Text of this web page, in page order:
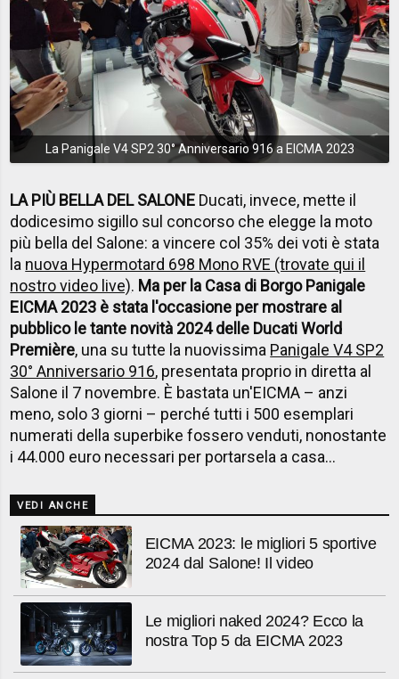
La Panigale V4 SP2 30° Anniversario 916 a EICMA 2023
LA PIÙ BELLA DEL SALONE Ducati, invece, mette il
dodicesimo sigillo sul concorso che elegge la moto
più bella del Salone: a vincere col 35% dei voti è stata
la nuova Hypermotard 698 Mono RVE (trovate qui il
nostro video live). Ma per la Casa di Borgo Panigale
EICMA 2023 è stata l'occasione per mostrare al
pubblico le tante novità 2024 delle Ducati World
Première, una su tutte la nuovissima Panigale V4 SP2
30° Anniversario 916, presentata proprio in diretta al
Salone il 7 novembre. È bastata un'EICMA – anzi
meno, solo 3 giorni – perché tutti i 500 esemplari
numerati della superbike fossero venduti, nonostante
i 44.000 euro necessari per portarsela a casa...
VEDI ANCHE
EICMA 2023: le migliori 5 sportive
2024 dal Salone! Il video
Le migliori naked 2024? Ecco la
nostra Top 5 da EICMA 2023